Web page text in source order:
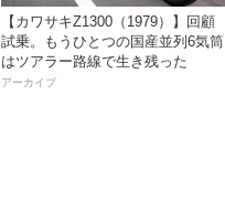
【カワサキZ1300（1979）】回顧
試乗。もうひとつの国産並列6気筒
はツアラー路線で生き残った
アーカイブ